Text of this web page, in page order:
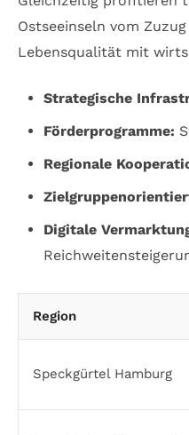
Ostseeinseln vom
Lebensqualität mit
Strategische
Förderprogramme:
Regionale
Digitale
Region
Speckgürtel Hamburg